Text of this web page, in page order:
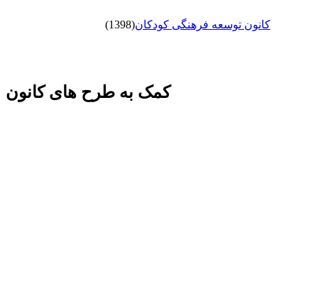
کانون توسعه فرهنگی کودکان(1398)
کمک به طرح های کانون